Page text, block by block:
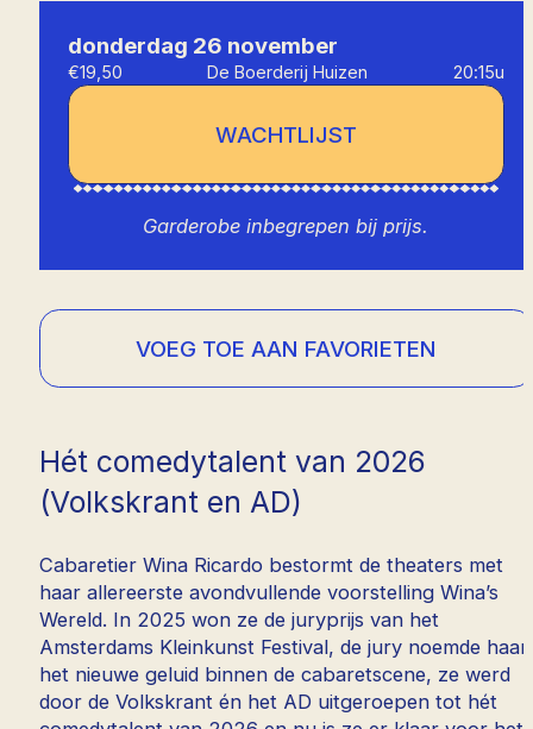
Hét comedytalent van 2026
(Volkskrant en AD)
Cabaretier Wina Ricardo bestormt de theaters met
haar allereerste avondvullende voorstelling Wina’s
Wereld. In 2025 won ze de juryprijs van het
Amsterdams Kleinkunst Festival, de jury noemde haar
het nieuwe geluid binnen de cabaretscene, ze werd
door de Volkskrant én het AD uitgeroepen tot hét
donderdag 26 november
€19,50 De Boerderij Huizen 20:15u
WACHTLIJST
Garderobe inbegrepen bij prijs.
VOEG TOE AAN FAVORIETEN